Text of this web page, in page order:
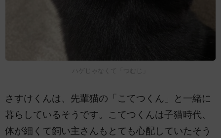
ハゲじゃなくて「つむじ」
さすけくんは、先輩猫の「こてつくん」と一緒に
暮らしているそうです。こてつくんは子猫時代、
体が細くて飼い主さんもとても心配していたそう